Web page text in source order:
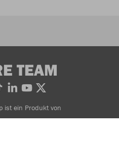
TEAM
ist ein Produkt von